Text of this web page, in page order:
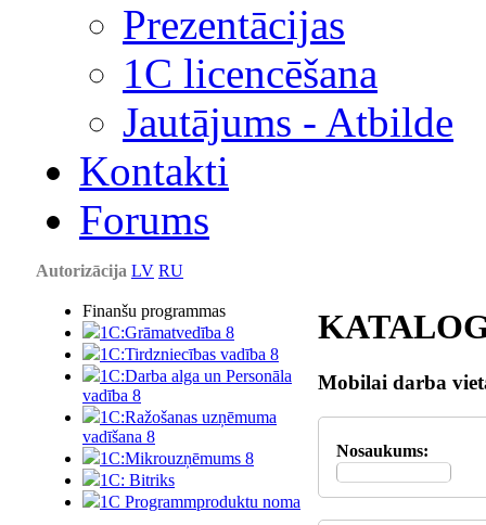
Prezentācijas
1С licencēšana
Jautājums - Atbilde
Kontakti
Forums
Autorizācija LV RU
Finanšu programmas
1C:Grāmatvedība 8
1C:Tirdzniecības vadība 8
1C:Darba alga un Personāla
vadība 8
1C:Ražošanas uzņēmuma
vadīšana 8
1С:Мikrouzņēmums 8
1C: Bitriks
1C Programmproduktu noma
Mobilai darba
Nosaukums: